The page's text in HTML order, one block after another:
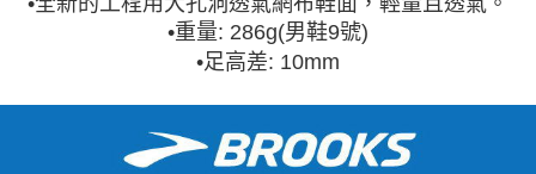
•重量: 286g(男鞋9號)
•足高差: 10mm